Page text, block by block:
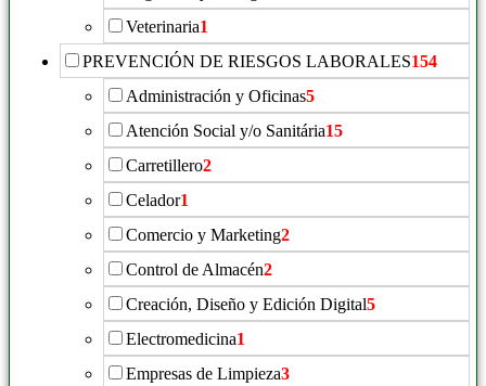
Veterinaria1
PREVENCIÓN DE RIESGOS LABORALES154
Administración y Oficinas5
Atención Social y/o Sanitária15
Carretillero2
Celador1
Comercio y Marketing2
Control de Almacén2
Creación, Diseño y Edición Digital5
Electromedicina1
Empresas de Limpieza3